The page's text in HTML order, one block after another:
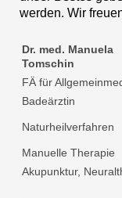
werden. Wir
Dr. med. Manuela
Tomschin
FÄ für
Badeärztin
Naturheilverfahren
Manuelle Therapie
Akupunktur,